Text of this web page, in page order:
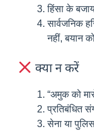
हिंसा के
सार्वजनिक
नहीं, बयान
क्या न करें
“अमुक को
प्रतिबंधित
सेना या